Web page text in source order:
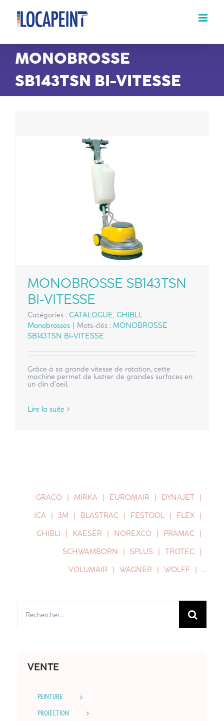
Passer
contenu
MONOBROSSE
SB143TSN BI-VITESSE
MONOBROSSE SB143TSN
BI-VITESSE
Catégories : CATALOGUE, GHIBLI ,
Monobrosses
Mots-clés : MONOBROSSE
SB143TSN BI-VITESSE
Grâce à sa grande vitesse de rotation, cette
machine permet de lustrer de grandes surfaces en
un clin d'oeil.
Lire la suite
GRACO MIRKA EUROMAIR
DYNAJET
ICA
3M BLASTRAC FESTOOL
FLEX
GHIBLI
KAESER NOREXCO
PRAMAC
SCHWAMBORN
SPLUS
TROTEC
VOLUMAIR
WAGNER WOLFF …
VENTE
PEINTURE
PROJECTION